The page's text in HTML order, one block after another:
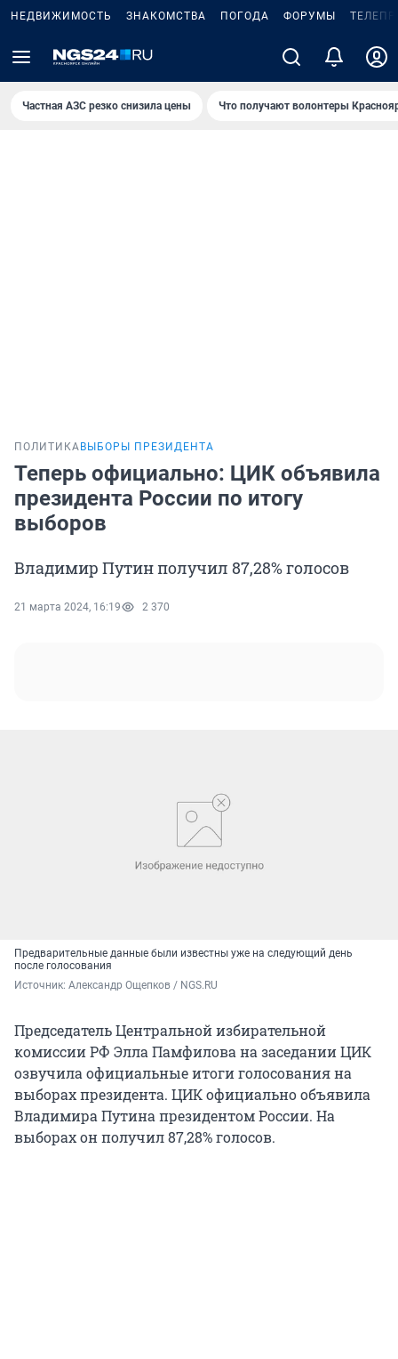
НЕДВИЖИМОСТЬ ЗНАКОМСТВА ПОГОДА ФОРУМЫ
Частная АЗС резко снизила цены Что получают волонтеры
ПОЛИТИКА ВЫБОРЫ ПРЕЗИДЕНТА
Теперь официально: ЦИК объявила
президента России по итогу
выборов
Владимир Путин получил 87,28% голосов
21 марта 2024, 16:19 2 370
Предварительные данные были известны уже на следующий день
после голосования
Источник: Александр Ощепков / NGS.RU
Председатель Центральной избирательной
комиссии РФ Элла Памфилова на заседании ЦИК
озвучила официальные итоги голосования на
выборах президента. ЦИК официально объявила
Владимира Путина президентом России. На
выборах он получил 87,28% голосов.